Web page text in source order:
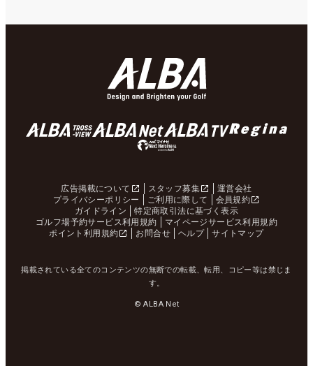
広告掲載について スタッフ募集
運営会社
プライバシーポリシー
ご利用に際して
会員規約
ガイドライン
特定商取引法に基づく表示
ゴルフ場予約サービス利用規約
マイページサービス利用規約
ポイント利用規約
お問合せ ヘルプ サイトマップ
掲載されている全てのコンテンツの無断での転載、転用、コピー等は禁じま
す。
© ALBA Net